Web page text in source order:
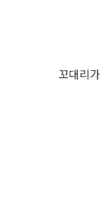
꼬대리